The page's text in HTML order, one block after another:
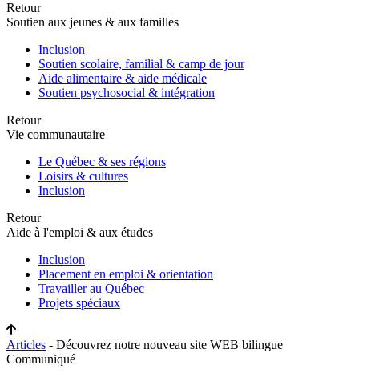
Retour
Soutien aux jeunes & aux familles
Inclusion
Soutien scolaire, familial & camp de jour
Aide alimentaire & aide médicale
Soutien psychosocial & intégration
Retour
Vie communautaire
Le Québec & ses régions
Loisirs & cultures
Inclusion
Retour
Aide à l'emploi & aux études
Inclusion
Placement en emploi & orientation
Travailler au Québec
Projets spéciaux
Articles - Découvrez notre nouveau site WEB bilingue
Communiqué